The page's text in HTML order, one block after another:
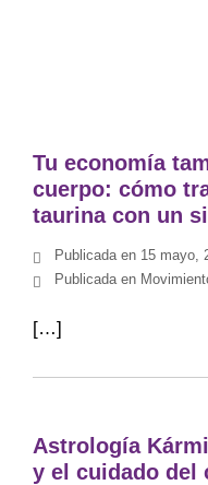
Tu economía
cuerpo: cómo
taurina con un
Publicada en 15 mayo,
Publicada en
[…]
Astrología
y el cuidado del